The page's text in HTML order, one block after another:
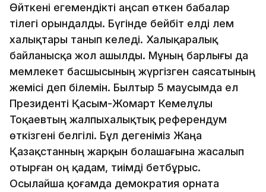
Өйткені егемендікті аңсап өткен бабалар
тілегі орындалды. Бүгінде бейбіт елді әлем
халықтары танып келеді. Халықаралық
байланысқа жол ашылды. Мұның барлығы да
мемлекет басшысының жүргізген саясатының
жемісі деп білемін. Былтыр 5 маусымда ел
Президенті Қасым-Жомарт Кемелұлы
Тоқаевтың жалпыхалықтық референдум
өткізгені белгілі. Бұл дегеніміз Жаңа
Қазақстанның жарқын болашағына жасалып
отырған оң қадам, тиімді бетбұрыс.
Осылайша қоғамда демократия орната